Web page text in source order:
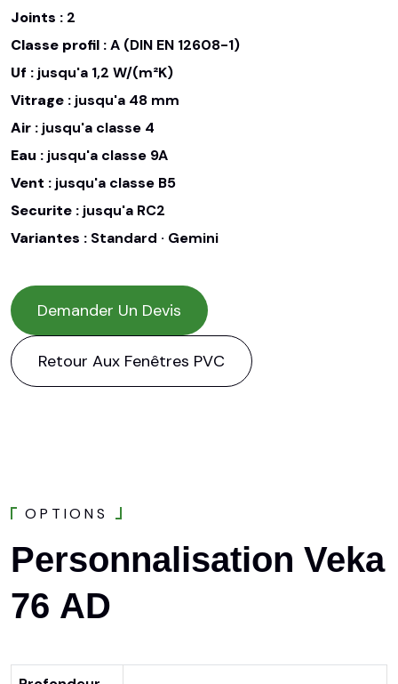
Joints : 2
Classe profil :A (DIN EN 12608-1)
Uf : jusqu'a 1,2 W/(m²K)
Vitrage : jusqu'a 48 mm
Air : jusqu'a classe 4
Eau : jusqu'a classe 9A
Vent : jusqu'a classe B5
Securite : jusqu'a RC2
Variantes : Standard · Gemini
Demander Un Devis
Retour Aux Fenêtres PVC
O P T IONS
Personnalisation Veka
76 AD